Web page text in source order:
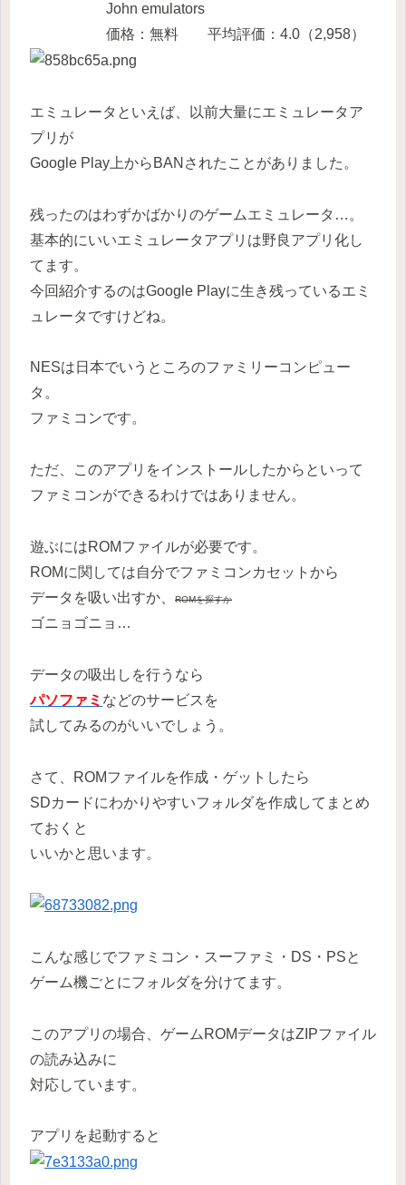
John emulators
価格：無料 平均評価：4.0（2,958）
エミュレータといえば、以前大量にエミュレータア
プリが
Google Play上からBANされたことがありました。
残ったのはわずかばかりのゲームエミュレータ…。
基本的にいいエミュレータアプリは野良アプリ化し
てます。
今回紹介するのはGoogle Playに生き残っているエミ
ュレータですけどね。
NESは日本でいうところのファミリーコンピュー
タ。
ファミコンです。
ただ、このアプリをインストールしたからといって
ファミコンができるわけではありません。
遊ぶにはROMファイルが必要です。
ROMに関しては自分でファミコンカセットから
データを吸い出すか、
ROMを探すか
ゴニョゴニョ…
データの吸出しを行うなら
パソファミ などのサービスを
試してみるのがいいでしょう。
さて、ROMファイルを作成・ゲットしたら
SDカードにわかりやすいフォルダを作成してまとめ
ておくと
いいかと思います。
こんな感じでファミコン・スーファミ・DS・PSと
ゲーム機ごとにフォルダを分けてます。
このアプリの場合、ゲームROMデータはZIPファイル
の読み込みに
対応しています。
アプリを起動すると